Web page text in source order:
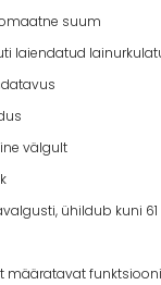
suum
laiendatud
välgult
ühildub kuni
määratavat funktsiooni